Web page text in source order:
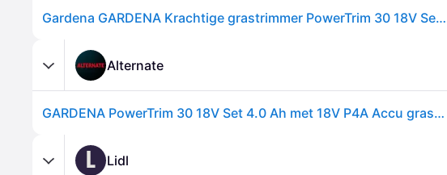
Gardena GARDENA Krachtige grastrimmer PowerTrim 30 18V Set 4.0 Ah met 18V P4A Accu
Alternate
GARDENA PowerTrim 30 18V Set 4.0 Ah met 18V P4A Accu grastrimmer
L Lidl